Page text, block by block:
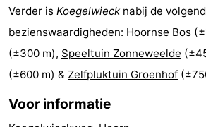
Zien
Verder is Koegelwieck nabij de
bezienswaardigheden: Hoornse Bos
(±300 m), Speeltuin Zonneweelde
(±600 m) & Zelfpluktuin Groenhof
Voor informatie